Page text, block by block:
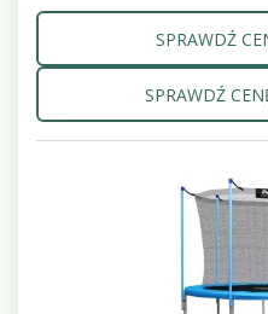
SPRAWDŹ
SPRAWDŹ